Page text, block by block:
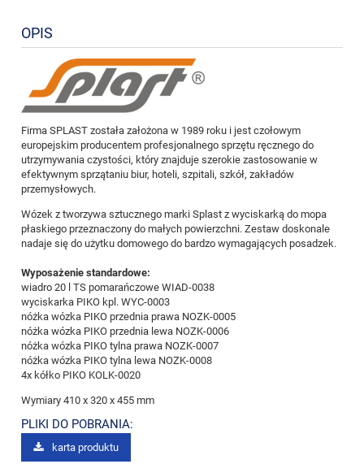
OPIS
Firma SPLAST została założona w 1989 roku i jest czołowym
europejskim producentem profesjonalnego sprzętu ręcznego do
utrzymywania czystości, który znajduje szerokie zastosowanie w
efektywnym sprzątaniu biur, hoteli, szpitali, szkół, zakładów
przemysłowych.
Wózek z tworzywa sztucznego marki Splast z wyciskarką do mopa
płaskiego przeznaczony do małych powierzchni. Zestaw doskonale
nadaje się do użytku domowego do bardzo wymagających posadzek.
Wyposażenie standardowe:
wiadro 20 l TS pomarańczowe WIAD-0038
wyciskarka PIKO kpl. WYC-0003
nóżka wózka PIKO przednia prawa NOZK-0005
nóżka wózka PIKO przednia lewa NOZK-0006
nóżka wózka PIKO tylna prawa NOZK-0007
nóżka wózka PIKO tylna lewa NOZK-0008
4x kółko PIKO KOLK-0020
Wymiary 410 x 320 x 455 mm
PLIKI DO POBRANIA:
karta produktu